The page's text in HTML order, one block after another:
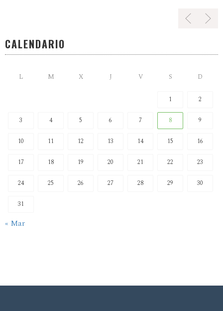
CALENDARIO
L M X J V S D
1 2
3 4 5 6 7 8 9
10 11 12 13 14 15 16
17 18 19 20 21 22 23
24 25 26 27 28 29 30
31
« Mar